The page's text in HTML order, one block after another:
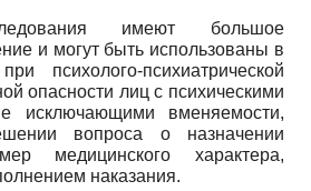
имеют большое
и могут быть использованы в
психолого-психиатрической
опасности лиц с психическими
исключающими вменяемости,
вопроса о назначении
медицинского характера,
наказания.